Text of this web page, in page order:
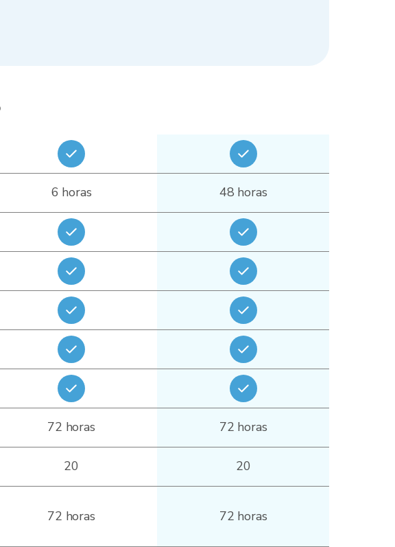
6 horas 48 horas
72 horas 72 horas
20 20
72 horas 72 horas